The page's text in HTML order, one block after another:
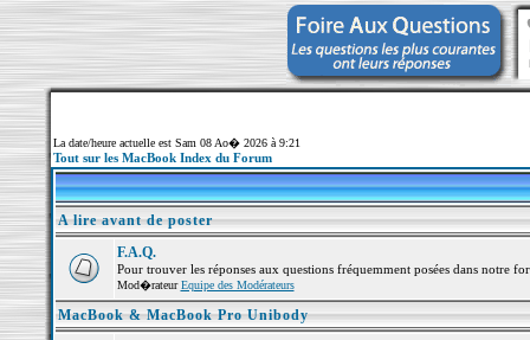
La date/heure actuelle est Sam 08 Ao� 2026 à 9:21
Tout sur les MacBook Index du Forum
A lire avant de poster
F.A.Q.
Pour trouver les réponses aux questions fréquemment posées dans notre
Mod�rateurEquipe des Modérateurs
MacBook & MacBook Pro Unibody